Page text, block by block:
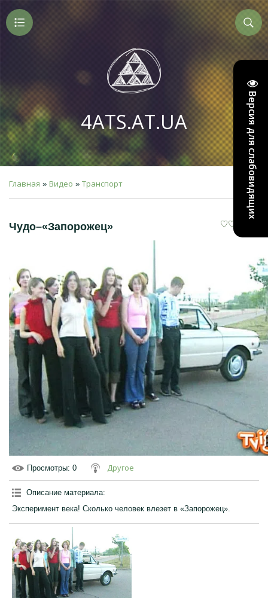
Версия для слабовидящих
4ATS.AT.UA
Главная » Видео » Транспорт
Чудо–«Запорожец»
Просмотры: 0 Другое
Описание материала:
Эксперимент века! Сколько человек влезет в «Запорожец».